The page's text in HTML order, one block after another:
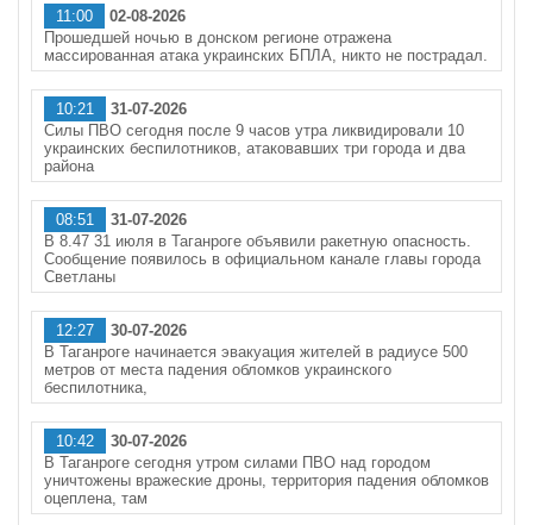
11:00
02-08-2026
Прошедшей ночью в донском регионе отражена
массированная атака украинских БПЛА, никто не пострадал.
10:21
31-07-2026
Силы ПВО сегодня после 9 часов утра ликвидировали 10
украинских беспилотников, атаковавших три города и два
района
08:51
31-07-2026
В 8.47 31 июля в Таганроге объявили ракетную опасность.
Сообщение появилось в официальном канале главы города
Светланы
12:27
30-07-2026
В Таганроге начинается эвакуация жителей в радиусе 500
метров от места падения обломков украинского
беспилотника,
10:42
30-07-2026
В Таганроге сегодня утром силами ПВО над городом
уничтожены вражеские дроны, территория падения обломков
оцеплена, там